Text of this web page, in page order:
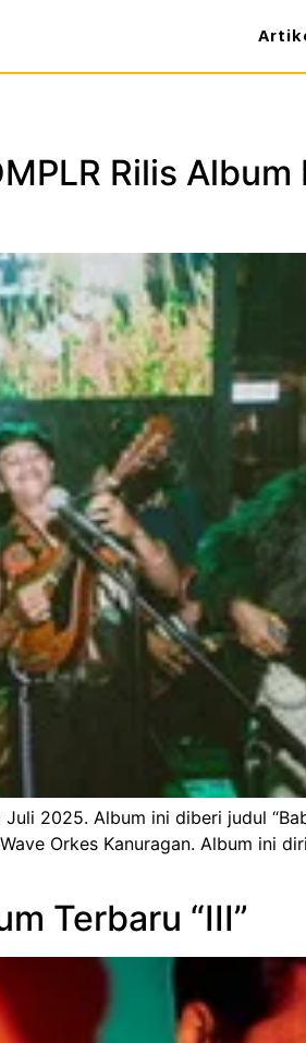
Rilis Album
2025. Album ini diberi judul
Orkes Kanuragan. Album ini
Terbaru “III”